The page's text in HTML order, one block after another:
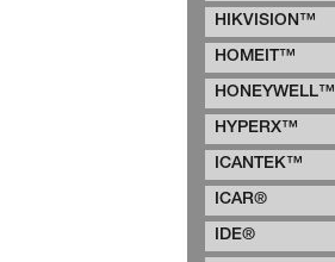
HIKVISION™
HOMEIT™
HONEYWELL™
HYPERX™
ICANTEK™
ICAR®
IDE®